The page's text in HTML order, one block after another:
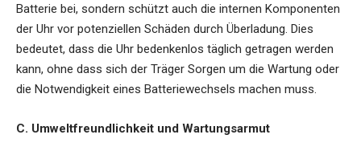
Batterie bei, sondern schützt auch die internen Komponenten
der Uhr vor potenziellen Schäden durch Überladung. Dies
bedeutet, dass die Uhr bedenkenlos täglich getragen werden
kann, ohne dass sich der Träger Sorgen um die Wartung oder
die Notwendigkeit eines Batteriewechsels machen muss.
C. Umweltfreundlichkeit und Wartungsarmut